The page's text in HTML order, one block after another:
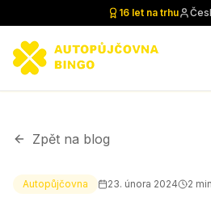
16 let na trhu
Zpět na blog
Autopůjčovna 23. února 2024 2